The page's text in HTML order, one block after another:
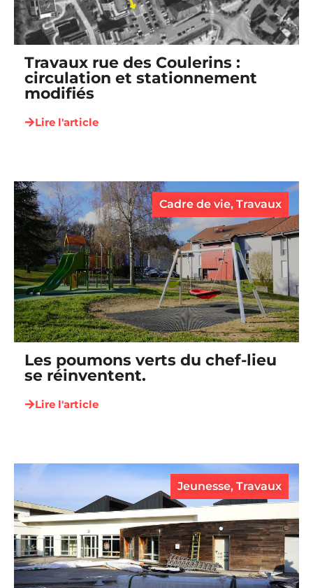
Travaux rue des Coulerins :
circulation et stationnement
modifiés
Lire l'article
Cadre de vie, Travaux
Les poumons verts du chef-lieu
se réinventent.
Lire l'article
Jeunesse, Travaux